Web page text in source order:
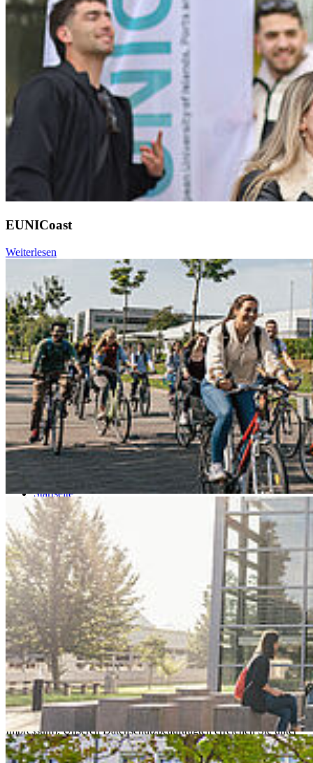
EUNICoast
Weiterlesen
Go to slide 1
Go to slide 2
Go to slide 3
Go to slide 4
Go to slide 5
Go to slide 6
Go to slide 7
Go to slide 8
Go to slide 9
Startseite
Datenschutz
Da­ten­schutz­er­klä­rung
§ 1 In­for­ma­ti­on über die Er­he­bung per­so­nen­be­zo­ge­ner Daten
(1) Im Folgenden informieren wir über die Erhebung
personenbezogener Daten bei Nutzung unserer Website.
Personenbezogene Daten sind alle Daten, die auf Sie persönlich
beziehbar sind, z. B. Name, Adresse, E-Mail-Adressen,
Nutzerverhalten.
(2) Verantwortlicher gem. Art. 4 Abs. 7 EU-Datenschutz-
Grundverordnung (DS-GVO) ist Hochschule Stralsund - University
of Applied Sciences, Zur Schwedenschanze 15, 18435 Stralsund,
hochschulkommunikation@hochschule-stralsund.de (siehe unser
Impressum). Unseren Datenschutzbeauftragten erreichen Sie unter
Tel.: 0385 633–5131 oder unserer Postadresse mit dem Zusatz „der
Datenschutzbeauftragte“.